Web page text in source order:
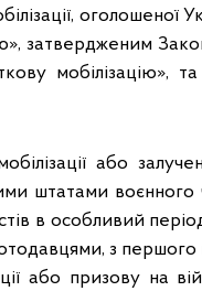
оголошеної
затвердженим
мобілізацію»,
або
штатами
в особливий
з
або призову на